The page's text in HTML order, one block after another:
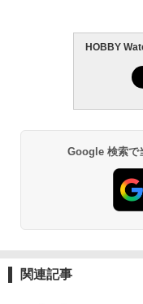
HOBBY
Google 検索で
関連記事